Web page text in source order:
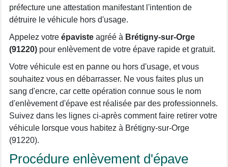
préfecture une attestation manifestant l'intention de
détruire le véhicule hors d'usage.
Appelez votre épaviste agréé à Brétigny-sur-Orge
(91220) pour enlèvement de votre épave rapide et gratuit.
Votre véhicule est en panne ou hors d'usage, et vous
souhaitez vous en débarrasser. Ne vous faites plus un
sang d'encre, car cette opération connue sous le nom
d'enlèvement d'épave est réalisée par des professionnels.
Suivez dans les lignes ci-après comment faire retirer votre
véhicule lorsque vous habitez à Brétigny-sur-Orge
(91220).
Procédure enlèvement d'épave